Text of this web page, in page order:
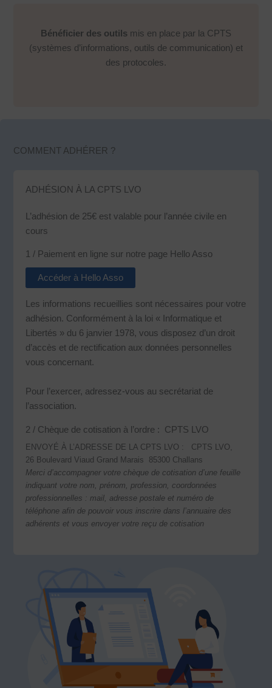
Bénéficier des outils mis en place par la CPTS
(systèmes d’informations, outils de communication) et
des protocoles.
COMMENT ADHÉRER ?
ADHÉSION À LA CPTS LVO
L’adhésion de 25€ est valable pour l’année civile en
cours
1 / Paiement en ligne sur notre page Hello Asso
Accéder à Hello Asso
Les informations recueillies sont nécessaires pour votre
adhésion. Conformément à la loi « Informatique et
Libertés » du 6 janvier 1978, vous disposez d’un droit
d’accès et de rectification aux données personnelles
vous concernant.
Pour l’exercer, adressez-vous au secrétariat de
l’association.
2 / Chèque de cotisation à l’ordre : CPTS LVO
ENVOYÉ À L’ADRESSE DE LA CPTS LVO : CPTS LVO,
26 Boulevard Viaud Grand Marais 85300 Challans
Merci d’accompagner votre chèque de cotisation d’une feuille
indiquant votre nom, prénom, profession, coordonnées
professionnelles : mail, adresse postale et numéro de
téléphone afin de pouvoir vous inscrire dans l’annuaire des
adhérents et vous envoyer votre reçu de cotisation